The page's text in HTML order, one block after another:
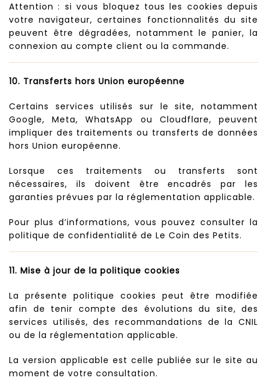
Attention : si vous bloquez tous les cookies depuis
votre navigateur, certaines fonctionnalités du site
peuvent être dégradées, notamment le panier, la
connexion au compte client ou la commande.
10. Transferts hors Union européenne
Certains services utilisés sur le site, notamment
Google, Meta, WhatsApp ou Cloudflare, peuvent
impliquer des traitements ou transferts de données
hors Union européenne.
Lorsque ces traitements ou transferts sont
nécessaires, ils doivent être encadrés par les
garanties prévues par la réglementation applicable.
Pour plus d’informations, vous pouvez consulter la
politique de confidentialité de Le Coin des Petits.
11. Mise à jour de la politique cookies
La présente politique cookies peut être modifiée
afin de tenir compte des évolutions du site, des
services utilisés, des recommandations de la CNIL
ou de la réglementation applicable.
La version applicable est celle publiée sur le site au
moment de votre consultation.